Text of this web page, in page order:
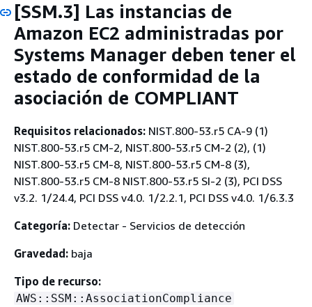
[SSM.3] Las instancias de
Amazon EC2 administradas por
Systems Manager deben tener el
estado de conformidad de la
asociación de COMPLIANT
Requisitos relacionados: NIST.800-53.r5 CA-9 (1)
NIST.800-53.r5 CM-2, NIST.800-53.r5 CM-2 (2), (1)
NIST.800-53.r5 CM-8, NIST.800-53.r5 CM-8 (3),
NIST.800-53.r5 CM-8 NIST.800-53.r5 SI-2 (3), PCI DSS
v3.2. 1/24.4, PCI DSS v4.0. 1/2.2.1, PCI DSS v4.0. 1/6.3.3
Categoría: Detectar - Servicios de detección
Gravedad: baja
Tipo de recurso:
AWS::SSM::AssociationCompliance